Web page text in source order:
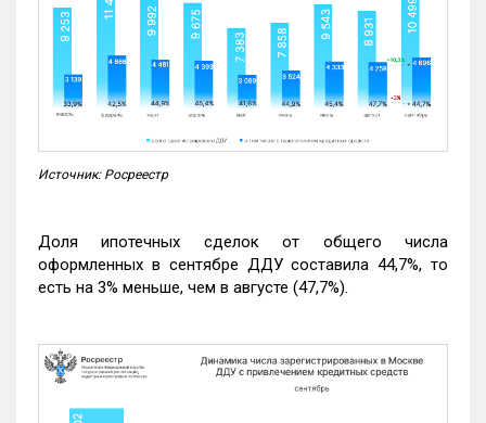
Источник: Росреестр
Доля ипотечных сделок от общего числа
оформленных в сентябре ДДУ составила 44,7%, то
есть на 3% меньше, чем в августе (47,7%).